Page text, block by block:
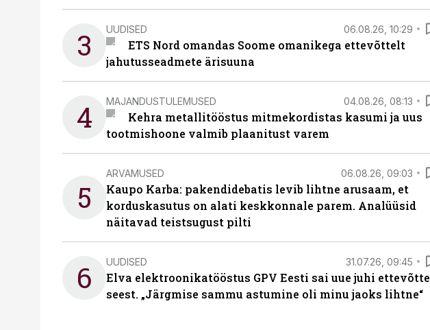
3 UUDISED 06.08.26, 10:29
ETS Nord omandas Soome omanikega ettevõttelt
jahutusseadmete ärisuuna
4 MAJANDUSTULEMUSED 04.08.26, 08:13
Kehra metallitööstus mitmekordistas kasumi ja uus
tootmishoone valmib plaanitust varem
5
ARVAMUSED 06.08.26, 09:03
Kaupo Karba: pakendidebatis levib lihtne arusaam, et
korduskasutus on alati keskkonnale parem. Analüüsid
näitavad teistsugust pilti
6 UUDISED 31.07.26, 09:45
Elva elektroonikatööstus GPV Eesti sai uue juhi ettevõtte
seest. „Järgmise sammu astumine oli minu jaoks lihtne“